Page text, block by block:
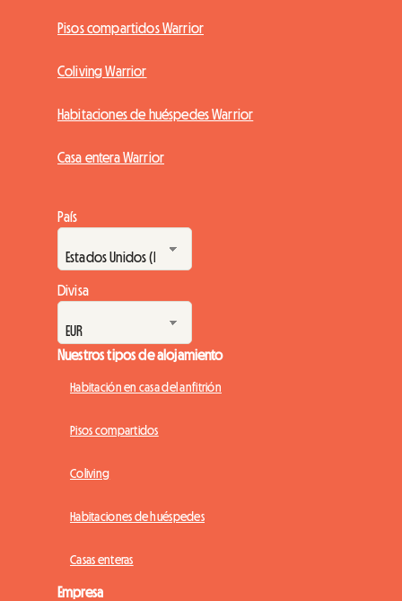
Pisos compartidos Warrior
Coliving Warrior
Habitaciones de huéspedes Warrior
Casa entera Warrior
País
Divisa
Nuestros tipos de alojamiento
Habitación en casa del anfitrión
Pisos compartidos
Coliving
Habitaciones de huéspedes
Casas enteras
Empresa